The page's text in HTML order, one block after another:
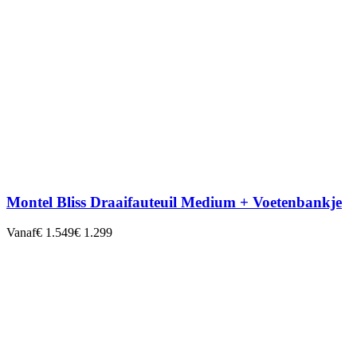
Montel Bliss Draaifauteuil Medium + Voetenbankje
Vanaf€ 1.549€ 1.299